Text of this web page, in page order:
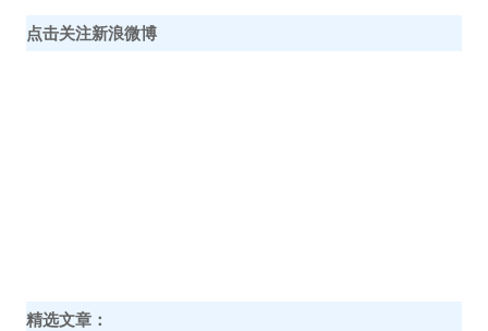
点击关注新浪微博
精选文章：